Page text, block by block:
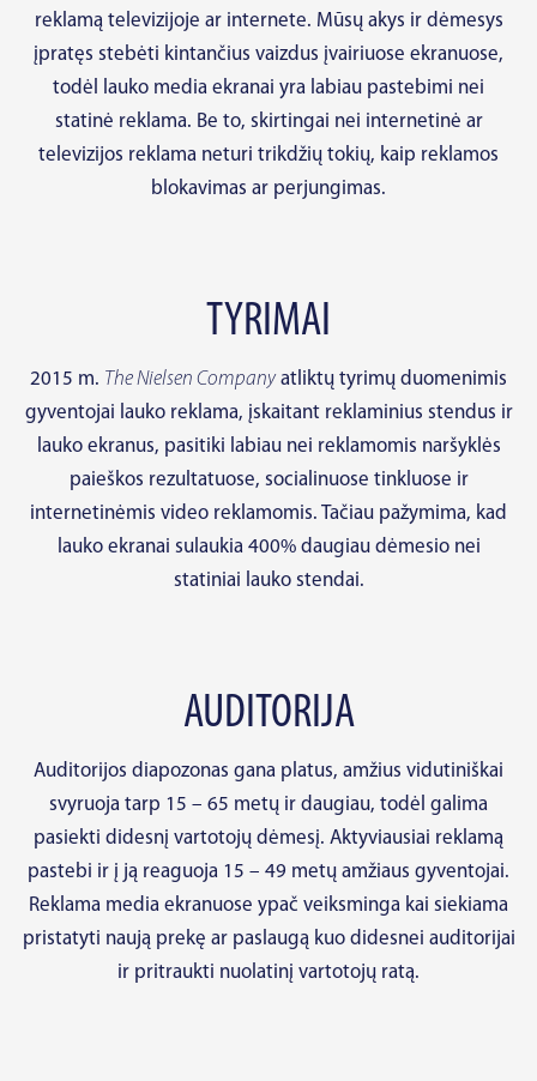
reklamą televizijoje ar internete. Mūsų akys ir dėmesys
įpratęs stebėti kintančius vaizdus įvairiuose ekranuose,
todėl lauko media ekranai yra labiau pastebimi nei
statinė reklama. Be to, skirtingai nei internetinė ar
televizijos reklama neturi trikdžių tokių, kaip reklamos
blokavimas ar perjungimas.
TYRIMAI
2015 m. The Nielsen Companyatliktų tyrimų duomenimis
gyventojai lauko reklama, įskaitant reklaminius stendus ir
lauko ekranus, pasitiki labiau nei reklamomis naršyklės
paieškos rezultatuose, socialinuose tinkluose ir
internetinėmis video reklamomis. Tačiau pažymima, kad
lauko ekranai sulaukia 400% daugiau dėmesio nei
statiniai lauko stendai.
AUDITORIJA
Auditorijos diapozonas gana platus, amžius vidutiniškai
svyruoja tarp 15 – 65 metų ir daugiau, todėl galima
pasiekti didesnį vartotojų dėmesį. Aktyviausiai reklamą
pastebi ir į ją reaguoja 15 – 49 metų amžiaus gyventojai.
Reklama media ekranuose ypač veiksminga kai siekiama
pristatyti naują prekę ar paslaugą kuo didesnei auditorijai
ir pritraukti nuolatinį vartotojų ratą.